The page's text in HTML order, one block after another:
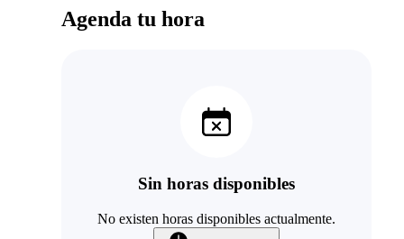
Agenda tu hora
Sin horas disponibles
No existen horas disponibles actualmente.